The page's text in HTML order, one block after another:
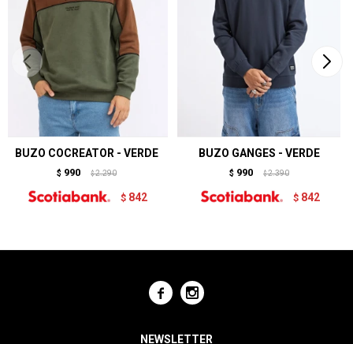
BUZO COCREATOR - VERDE
$ 990 $ 2.290
$ 842
BUZO GANGES - VERDE
$ 990 $ 2.390
$ 842
 
NEWSLETTER